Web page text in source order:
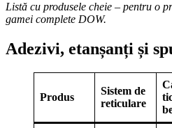
Listă cu produsele cheie – pentru o
gamei complete DOW.
Adezivi, etanșanți și
Produs
Sistem de
reticulare